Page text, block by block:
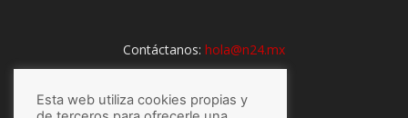
Contáctanos: hola@n24.mx
Esta web utiliza cookies propias y